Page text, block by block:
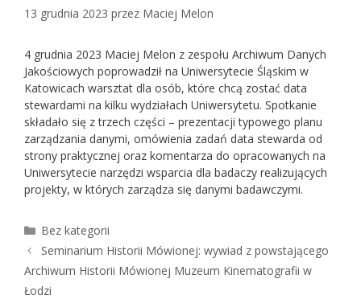
13 grudnia 2023 przez Maciej Melon
4 grudnia 2023 Maciej Melon z zespołu Archiwum Danych
Jakościowych poprowadził na Uniwersytecie Śląskim w
Katowicach warsztat dla osób, które chcą zostać data
stewardami na kilku wydziałach Uniwersytetu. Spotkanie
składało się z trzech części – prezentacji typowego planu
zarządzania danymi, omówienia zadań data stewarda od
strony praktycznej oraz komentarza do opracowanych na
Uniwersytecie narzędzi wsparcia dla badaczy realizujących
projekty, w których zarządza się danymi badawczymi.
Kategorie
Bez kategorii
Seminarium Historii Mówionej: wywiad z powstającego
Archiwum Historii Mówionej Muzeum Kinematografii w
Łodzi